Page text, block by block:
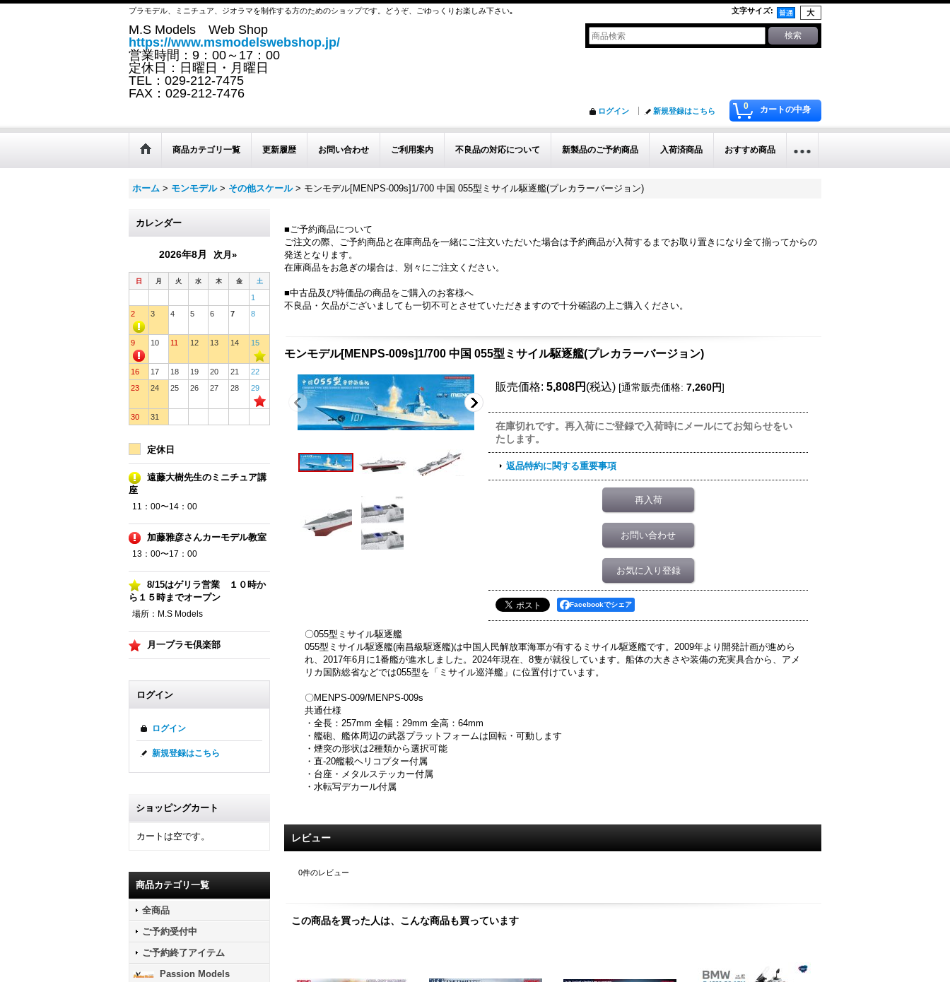
プラモデル、ミニチュア、ジオラマを制作する方のためのショップです。どうぞ、ごゆっくりお楽しみ下さい｡ 文字サイズ:
M.S Models Web Shop
https://www.msmodelswebshop.jp/
営業時間：9：00～17：00
定休日：日曜日・月曜日
TEL：029-212-7475
FAX：029-212-7476
0 カートの中身
ログイン 新規登録はこちら
商品カテゴリ一覧 更新履歴 お問い合わせ ご利用案内 不良品の対応について 新製品のご予約商品 入荷済商品 おすすめ商品
ホーム > モンモデル > その他スケール > モンモデル[MENPS-009s]1/700 中国 055型ミサイル駆逐艦(プレカラーバージョン)
カレンダー
2026年8月 次月»
日 月 火 水 木 金 土
1
2
3 4 5 6 7 8
9 10 11 12 13 14 15
16 17 18 19 20 21
22
23
24 25 26 27 28 29
30 31
定休日
遠藤大樹先生のミニチュア講
座
11：00〜14：00
加藤雅彦さんカーモデル教室
13：00〜17：00
8/15はゲリラ営業 １０時か
ら１５時までオープン
場所：M.S Models
月一プラモ倶楽部
ログイン
ログイン
新規登録はこちら
ショッピングカート
カートは空です。
商品カテゴリ一覧
全商品
ご予約受付中
ご予約終了アイテム
Passion Models
■ご予約商品について
ご注文の際、ご予約商品と在庫商品を一緒にご注文いただいた場合は予約商品が入荷するまでお取り置きになり全て揃ってからの
発送となります。
在庫商品をお急ぎの場合は、別々にご注文ください。
■中古品及び特価品の商品をご購入のお客様へ
不良品・欠品がございましても一切不可とさせていただきますので十分確認の上ご購入ください。
モンモデル[MENPS-009s]1/700 中国 055型ミサイル駆逐艦(プレカラーバージョン)
販売価格: 5,808円 (税込) [通常販売価格: 7,260円]
在庫切れです。再入荷にご登録で入荷時にメールにてお知らせをい
たします。
返品特約に関する重要事項
再入荷
お問い合わせ
お気に入り登録
Facebookでシェア
〇055型ミサイル駆逐艦
055型ミサイル駆逐艦(南昌級駆逐艦)は中国人民解放軍海軍が有するミサイル駆逐艦です。2009年より開発計画が進めら
れ、2017年6月に1番艦が進水しました。2024年現在、8隻が就役しています。船体の大きさや装備の充実具合から、アメ
リカ国防総省などでは055型を「ミサイル巡洋艦」に位置付けています。
〇MENPS-009/MENPS-009s
共通仕様
・全長：257mm 全幅：29mm 全高：64mm
・艦砲、艦体周辺の武器プラットフォームは回転・可動します
・煙突の形状は2種類から選択可能
・直-20艦載ヘリコプター付属
・台座・メタルステッカー付属
・水転写デカール付属
レビュー
0件のレビュー
この商品を買った人は、こんな商品も買っています